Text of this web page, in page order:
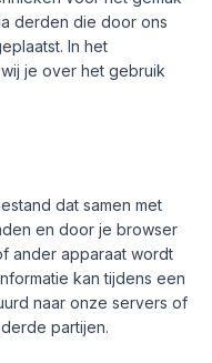
derden die door ons
In het
je over het gebruik
dat samen met
en door je browser
ander apparaat wordt
kan tijdens een
naar onze servers of
partijen.